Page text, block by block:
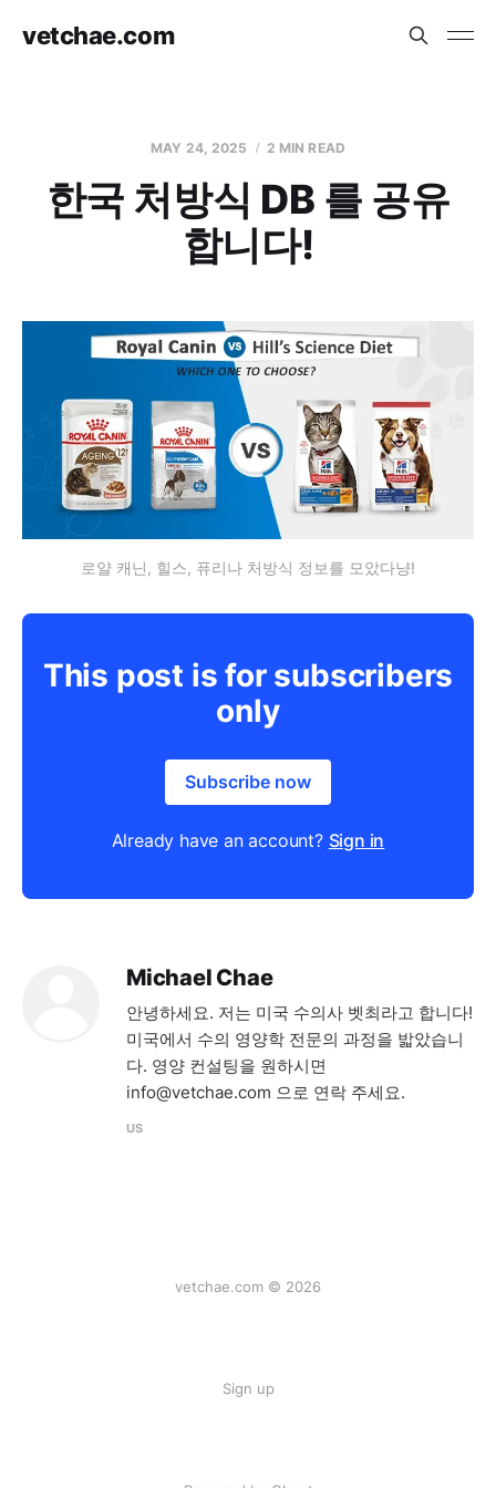
vetchae.com
MAY 24, 2025 2 MIN READ
한국 처방식 DB 를 공유
합니다!
로얄 캐닌, 힐스, 퓨리나 처방식 정보를 모았다냥!
This post is for subscribers
only
Subscribe now
Already have an account? Sign in
Michael Chae
안녕하세요. 저는 미국 수의사 벳최라고 합니다!
미국에서 수의 영양학 전문의 과정을 밟았습니
다. 영양 컨설팅을 원하시면
info@vetchae.com 으로 연락 주세요.
US
vetchae.com © 2026
Sign up